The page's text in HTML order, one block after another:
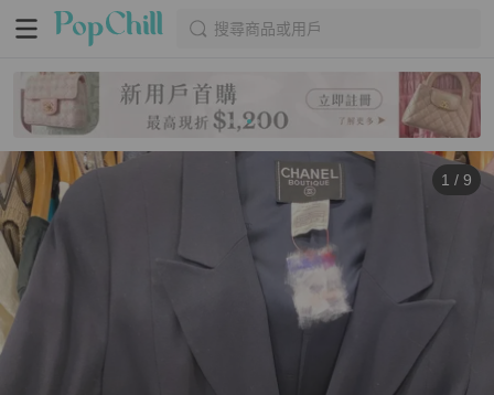
搜尋商品或用戶
1 / 9